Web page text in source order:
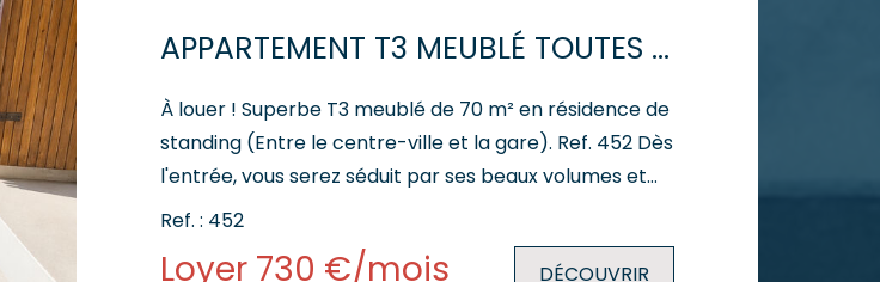
APPARTEMENT T3 MEUBLÉ TOUTES CHARGES COMPRISES
À louer ! Superbe T3 meublé de 70 m² en résidence de
standing (Entre le centre-ville et la gare). Ref. 452 Dès
l'entrée, vous serez séduit par ses beaux volumes et
ses nombreux rangements. L'appartement comprend
: - Une belle entrée accueillante. - Une cuisine
Ref. : 452
Loyer 730 €/mois DÉCOUVRIR